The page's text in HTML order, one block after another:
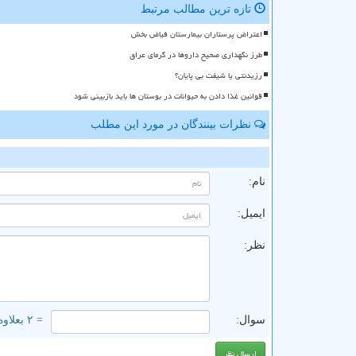
تازه ترین مطالب مرتبط
اعتراض پرستاران بیمارستان فیاض بخش
طرز نگهداری صحیح داروها در گرمای عراق
رزیدنتی یا شیفت بی پایان؟
قوانین غذا دادن به حیوانات در بوستان ها باید بازبینی شود
نظرات بینندگان در مورد این مطلب
نام:
ایمیل:
نظر:
سوال: = ۲ بعلاوه ۱